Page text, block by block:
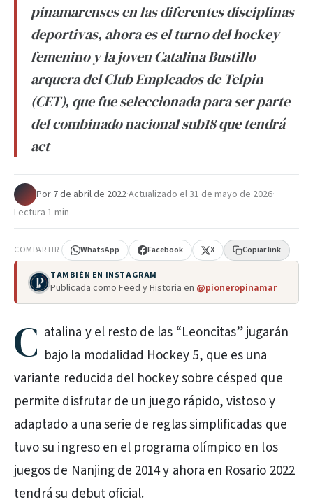
pinamarenses en las diferentes disciplinas
deportivas, ahora es el turno del hockey
femenino y la joven Catalina Bustillo
arquera del Club Empleados de Telpin
(CET), que fue seleccionada para ser parte
del combinado nacional sub18 que tendrá
act
Por·7 de abril de 2022·Actualizado el31 de mayo de 2026·
Lectura 1 min
COMPARTIR WhatsApp Facebook X Copiar link
TAMBIÉN EN INSTAGRAM
Publicada como Feed y Historia en @pioneropinamar
C atalina y el resto de las “Leoncitas” jugarán
bajo la modalidad Hockey 5, que es una
variante reducida del hockey sobre césped que
permite disfrutar de un juego rápido, vistoso y
adaptado a una serie de reglas simplificadas que
tuvo su ingreso en el programa olímpico en los
juegos de Nanjing de 2014 y ahora en Rosario 2022
tendrá su debut oficial.